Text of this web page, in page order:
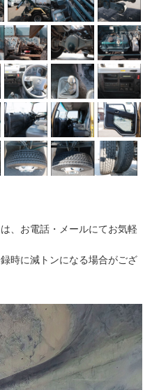
、お電話・メールにてお気軽
時に減トンになる場合がござ